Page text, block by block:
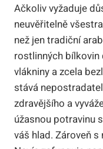
Ačkoliv vyžaduje
neuvěřitelně
než jen tradiční
rostlinných
vlákniny a zcela
stává
zdravějšího a
úžasnou potravinu
váš hlad. Zároveň